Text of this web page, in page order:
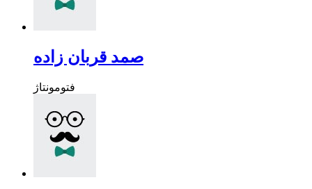
صمد قربان زاده
فتومونتاژ